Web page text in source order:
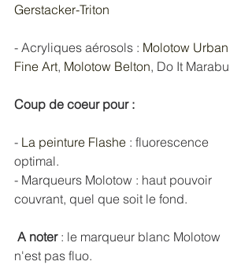
Gerstacker-Triton
- Acryliques aérosols : Molotow Urban
Fine Art, Molotow Belton, Do It Marabu
Coup de coeur pour :
- La peinture Flashe : fluorescence
optimal.
- Marqueurs Molotow : haut pouvoir
couvrant, quel que soit le fond.
A noter : le marqueur blanc Molotow
n'est pas fluo.